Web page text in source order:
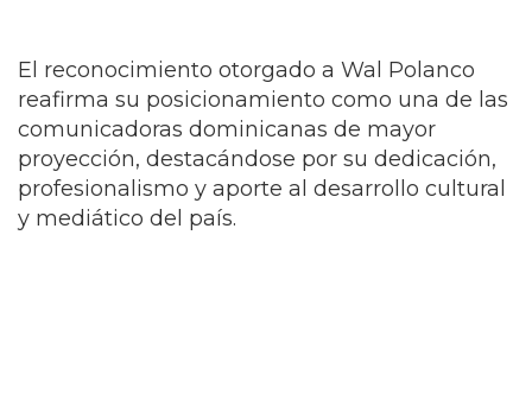
El reconocimiento otorgado a Wal Polanco
reafirma su posicionamiento como una de las
comunicadoras dominicanas de mayor
proyección, destacándose por su dedicación,
profesionalismo y aporte al desarrollo cultural
y mediático del país.